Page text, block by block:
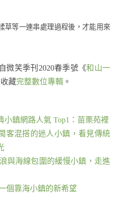
草等一連串處理過程後，才能用來
微笑季刊2020春季號《和山一
藏完整數位專輯 。
小鎮網路人氣 Top1：苗栗苑裡
客混搭的迷人小鎮，看見傳統
與海線包圍的緩慢小鎮，走進
個靠海小鎮的新希望